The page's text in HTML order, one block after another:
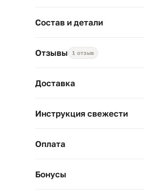
Подойдёт как небольшой
Состав и детали
Отзывы 1 отзыв
Доставка
Инструкция свежести
Оплата
Бонусы